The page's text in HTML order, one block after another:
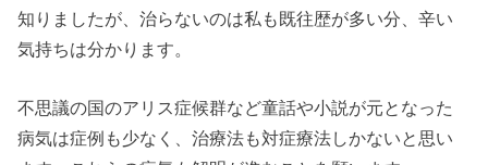
知りましたが、治らないのは私も既往歴が多い分、辛い
気持ちは分かります。
不思議の国のアリス症候群など童話や小説が元となった
病気は症例も少なく、治療法も対症療法しかないと思い